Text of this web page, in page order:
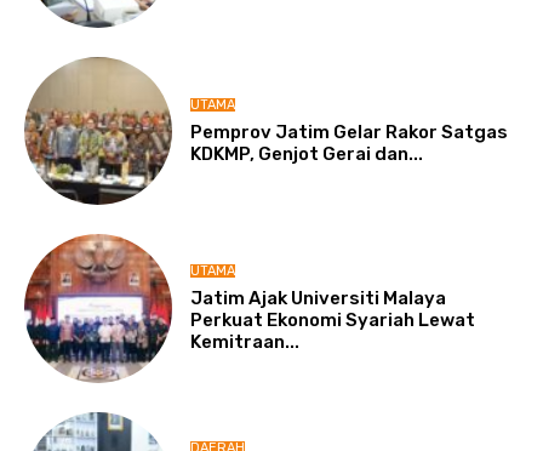
UTAMA
Pemprov Jatim Gelar Rakor Satgas
KDKMP, Genjot Gerai dan...
UTAMA
Jatim Ajak Universiti Malaya
Perkuat Ekonomi Syariah Lewat
Kemitraan...